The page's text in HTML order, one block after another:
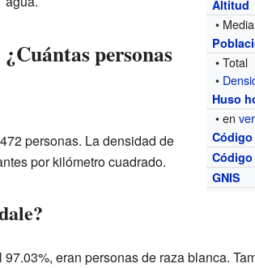
Altitud
• Media
• Total
•
Huso
• en
Código
GNIS
¿Cuántas personas
personas. La densidad de
por kilómetro cuadrado.
eran personas de raza blanca.